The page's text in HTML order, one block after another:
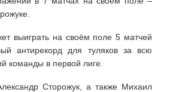
выиграть на своём поле 5 матчей
антирекорд для туляков за всю
команды в первой лиге.
Сторожук, а также Михаил